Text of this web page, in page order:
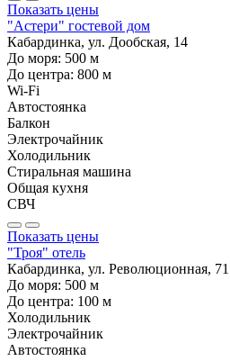
Показать цены
"Астери" гостевой дом
Кабардинка, ул. Дообская, 14
До моря: 500 м
До центра: 800 м
Wi-Fi
Автостоянка
Балкон
Электрочайник
Холодильник
Стиральная машина
Общая кухня
СВЧ
Показать цены
"Троя" отель
Кабардинка, ул. Революционная, 71
До моря: 500 м
До центра: 100 м
Холодильник
Электрочайник
Автостоянка